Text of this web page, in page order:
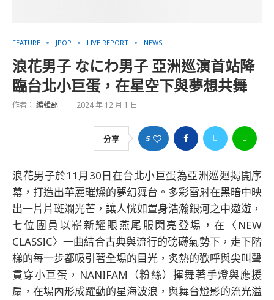
FEATURE JPOP LIVE REPORT NEWS
浪花男子 なにわ男子 亞洲巡演首站降
臨台北小巨蛋，在星空下與夢想共舞
作者： 編輯部 2024 年 12 月 1 日
分享 5
浪花男子於11月30日在台北小巨蛋為亞洲巡迴揭開序
幕，打造出華麗璀燦的夢幻舞台。多彩雷射在黑暗中映
出一片片斑斕光芒，讓人恍如置身浩瀚銀河之中遨遊，
七位團員以嶄新耀眼燕尾服閃亮登場，在〈NEW
CLASSIC〉一曲結合古典與流行的磅礴氣勢下，走下階
梯的每一步都吸引著全場的目光，炙熱的歡呼與尖叫聲
貫穿小巨蛋，NANIFAM（粉絲）揮舞著手燈與應援
扇，在場內形成躍動的星海波浪，與舞台燈影的流光溢